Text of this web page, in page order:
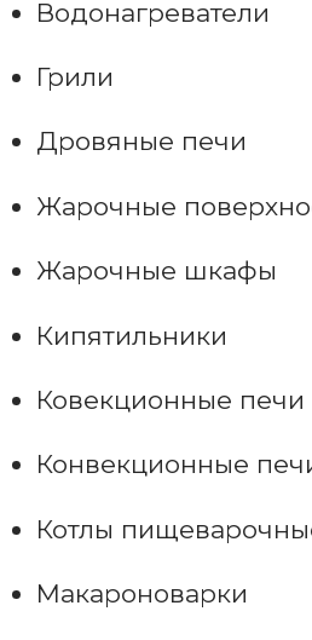
Водонагреватели
Грили
Дровяные печи
Жарочные
Жарочные шкафы
Кипятильники
Ковекционные печи
Конвекционные
Котлы
Макароноварки